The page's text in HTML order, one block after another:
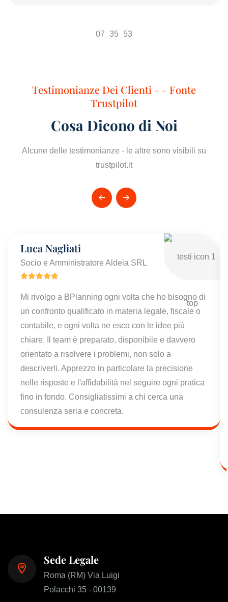
Testimonianze Dei Clienti - - Fonte
Trustpilot
Cosa Dicono di Noi
Alcune delle testimonianze - le altre sono visibili su
trustpilot.it
Luca Nagliati
Socio e Amministratore Aldeia SRL
Mi rivolgo a BPlanning ogni volta che ho bisogno di
un confronto qualificato in materia legale, fiscale o
contabile, e ogni volta ne esco con le idee più
chiare. Il team è preparato, disponibile e davvero
orientato a risolvere i problemi, non solo a
descriverli. Apprezzo in particolare la precisione
nelle risposte e l'affidabilità nel seguire ogni pratica
fino in fondo. Consigliatissimi a chi cerca una
consulenza seria e concreta.
Sede Legale
Roma (RM) Via Luigi
Polacchi 35 - 00139